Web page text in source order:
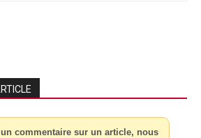
commentaire sur un article, nous